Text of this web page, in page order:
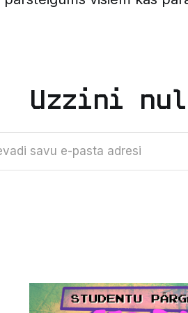
Uzzini
savu e-pasta adresi